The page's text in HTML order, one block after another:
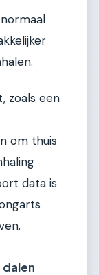
zoals een
om thuis
data is
dalen